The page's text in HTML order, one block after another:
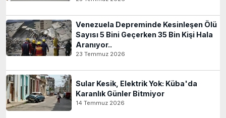
Venezuela Depreminde Kesinleşen Ölü
Sayısı 5 Bini Geçerken 35 Bin Kişi Hala
Aranıyor..
23 Temmuz 2026
Sular Kesik, Elektrik Yok: Küba'da
Karanlık Günler Bitmiyor
14 Temmuz 2026